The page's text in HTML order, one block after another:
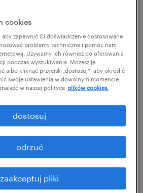
badania: od maja odsetek
podniesienie wynagrodzeń
26 p.p. Większą różnicę (27
dotąd tylko raz – między
2021 r. Również od 2021 r.
się na
poziomie i
którzy zamierzają
deklaruje średnie podwyżki
cookies
zapewnić Ci doświadczenie dostosowane
problemy techniczne i pomóc nam
Używamy ich również do oferowania
podczas wyszukiwania. Możesz je
albo kliknąć przycisk „dostosuj”, aby określić
swoje ustawienia w dowolnym momencie.
w naszej polityce plików cookies.
zaakceptuj pliki
odrzuć
dostosuj